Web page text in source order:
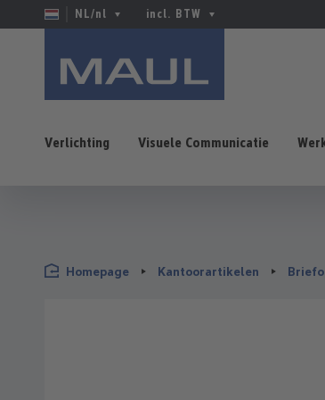
NL/nl incl. BTW
Verlichting Visuele Communicatie
Homepage Kantoorartikelen